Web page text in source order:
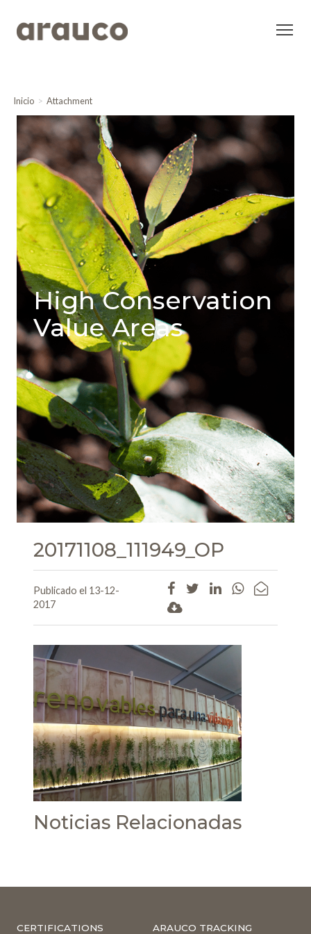
Inicio Attachment
High Conservation
Value Areas
20171108_111949_OP
Publicado el 13-12-
2017
Noticias Relacionadas
CERTIFICATIONS ARAUCO TRACKING